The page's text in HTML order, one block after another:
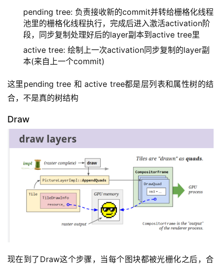
pending tree: 负责接收新的commit并转给栅格化线程
池里的栅格化线程执行，完成后进入激活activation阶
段，同步复制处理好后的layer副本到active tree里
active tree: 绘制上一次activation同步复制的layer副
本(来自上一个commit)
这里pending tree 和 active tree都是层列表和属性树的结
合，不是真的树结构
Draw
现在到了Draw这个步骤，当每个图块都被光栅化之后，合